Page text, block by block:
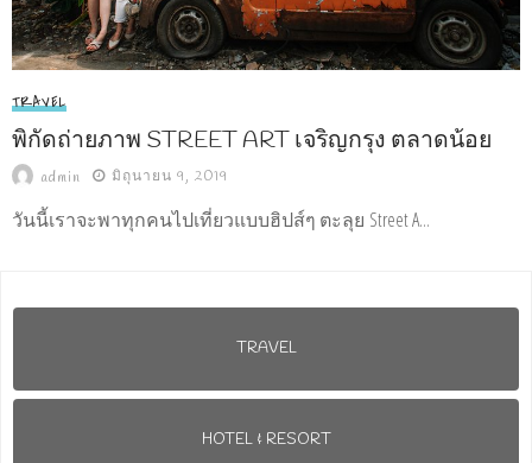
TRAVEL
พิกัดถ่ายภาพ STREET ART เจริญกรุง ตลาดน้อย
admin มิถุนายน 9, 2019
วันนี้เราจะพาทุกคนไปเที่ยวแบบฮิปส์ๆ ตะลุย Street A...
TRAVEL
HOTEL & RESORT